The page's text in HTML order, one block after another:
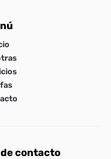
contacto